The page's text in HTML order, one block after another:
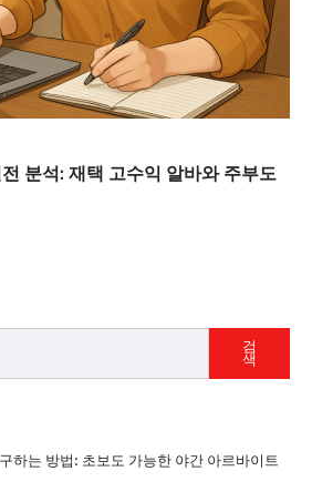
분석: 재택 고수익 알바와 주부도
검
색
하는 방법: 초보도 가능한 야간 아르바이트